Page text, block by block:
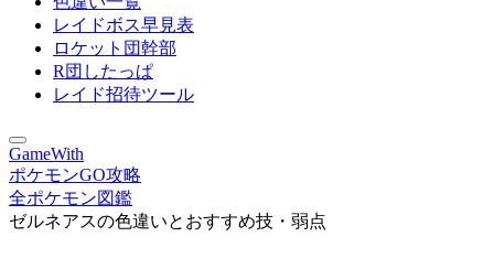
レイドボス早見表
ロケット団幹部
R団したっぱ
レイド招待ツール
GameWith
ポケモンGO攻略
全ポケモン図鑑
ゼルネアスの色違いとおすすめ技・弱点